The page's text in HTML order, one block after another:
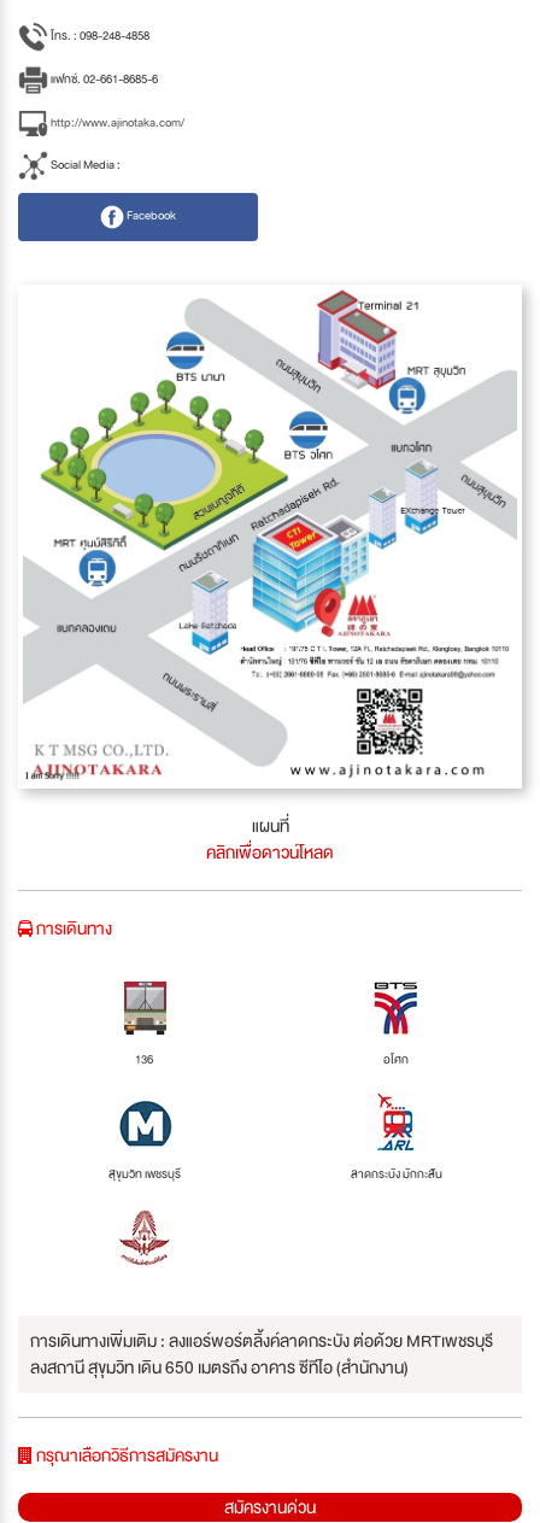
โทร. : 098-248-4858
แฟกซ์. 02-661-8685-6
http://www.ajinotaka.com/
Social Media :
Facebook
แผนที่
คลิกเพื่อดาวน์โหลด
การเดินทาง
136 อโศก
สุขุมวิท เพชรบุรี ลาดกระบัง มักกะสัน
การเดินทางเพิ่มเติม : ลงแอร์พอร์ตลิ้งค์ลาดกระบัง ต่อด้วย MRTเพชรบุรี
ลงสถานี สุขุมวิท เดิน 650 เมตรถึง อาคาร ซีทีไอ (สำนักงาน)
กรุณาเลือกวิธีการสมัครงาน
สมัครงานด่วน